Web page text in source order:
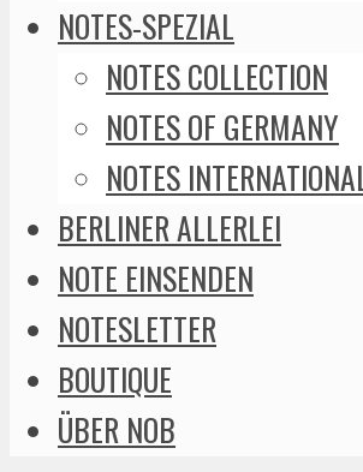
NOTES-SPEZIAL
NOTES COLLECTION
NOTES OF GERMANY
NOTES INTERNATIONAL
BERLINER ALLERLEI
NOTE EINSENDEN
NOTESLETTER
BOUTIQUE
ÜBER NOB